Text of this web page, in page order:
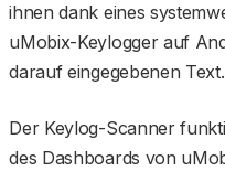
ihnen dank eines
uMobix-Keylogger auf
darauf eingegebenen Text.
Der Keylog-Scanner
des Dashboards von